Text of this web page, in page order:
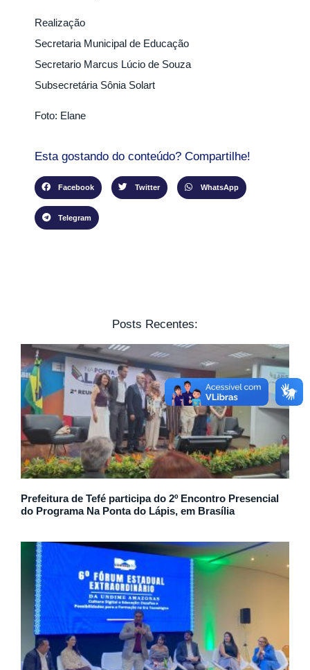
Realização
Secretaria Municipal de Educação
Secretario Marcus Lúcio de Souza
Subsecretária Sônia Solart
Foto: Elane
Esta gostando do conteúdo? Compartilhe!
Facebook Twitter WhatsApp
Telegram
Posts Recentes:
Prefeitura de Tefé participa do 2º Encontro Presencial
do Programa Na Ponta do Lápis, em Brasília